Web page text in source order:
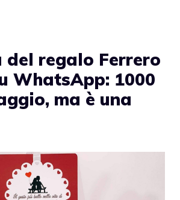
del regalo Ferrero
WhatsApp: 1000
ma è una